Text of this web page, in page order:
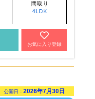
間取り
4LDK
お気に入り登録
公開日：2026年7月30日